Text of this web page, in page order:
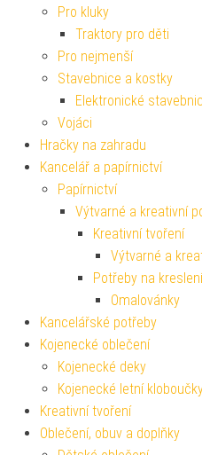
Pro kluky
Traktory pro děti
Pro nejmenší
Stavebnice a kostky
Elektronické
Vojáci
Hračky na zahradu
Kancelář a papírnictví
Papírnictví
Výtvarné a kreativní
Kreativní tvoření
Výtvarné a
Potřeby na kreslení
Omalovánky
Kancelářské potřeby
Kojenecké oblečení
Kojenecké deky
Kojenecké letní
Kreativní tvoření
Oblečení, obuv a doplňky